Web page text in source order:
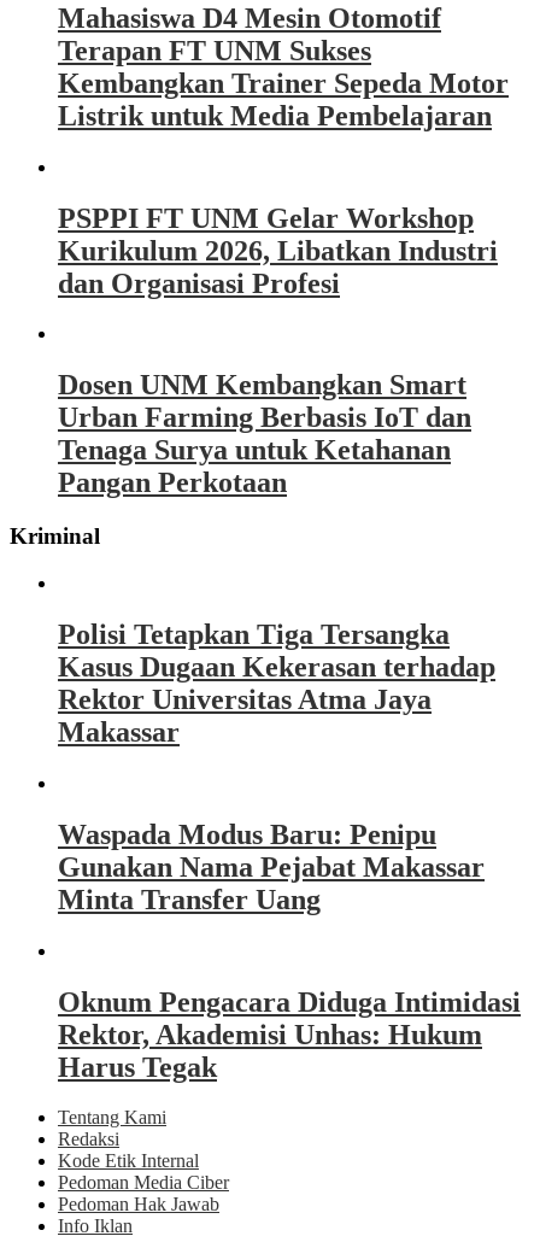
Mahasiswa D4 Mesin Otomotif
Terapan FT UNM Sukses
Kembangkan Trainer Sepeda Motor
Listrik untuk Media Pembelajaran
PSPPI FT UNM Gelar Workshop
Kurikulum 2026, Libatkan Industri
dan Organisasi Profesi
Dosen UNM Kembangkan Smart
Urban Farming Berbasis IoT dan
Tenaga Surya untuk Ketahanan
Pangan Perkotaan
Kriminal
Polisi Tetapkan Tiga Tersangka
Kasus Dugaan Kekerasan terhadap
Rektor Universitas Atma Jaya
Makassar
Waspada Modus Baru: Penipu
Gunakan Nama Pejabat Makassar
Minta Transfer Uang
Oknum Pengacara Diduga Intimidasi
Rektor, Akademisi Unhas: Hukum
Harus Tegak
Tentang Kami
Redaksi
Kode Etik Internal
Pedoman Media Ciber
Pedoman Hak Jawab
Info Iklan